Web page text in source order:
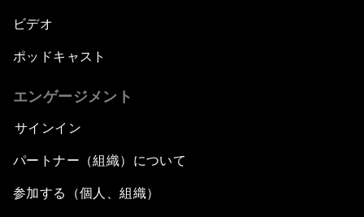
ビデオ
ポッドキャスト
エンゲージメント
サインイン
パートナー（組織）について
参加する（個人、組織）